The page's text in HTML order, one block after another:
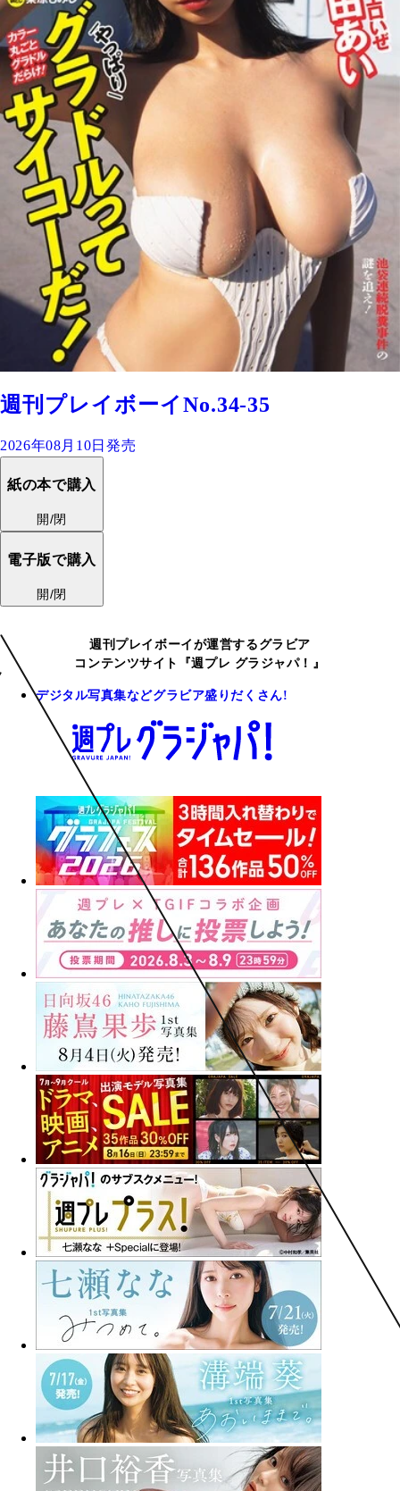
週刊プレイボーイNo.34-35
2026年08月10日発売
紙の本で購入
開/閉
電子版で購入
開/閉
週刊プレイボーイが運営するグラビア
コンテンツサイト『週プレ グラジャパ！』
デジタル写真集などグラビア盛りだくさん!